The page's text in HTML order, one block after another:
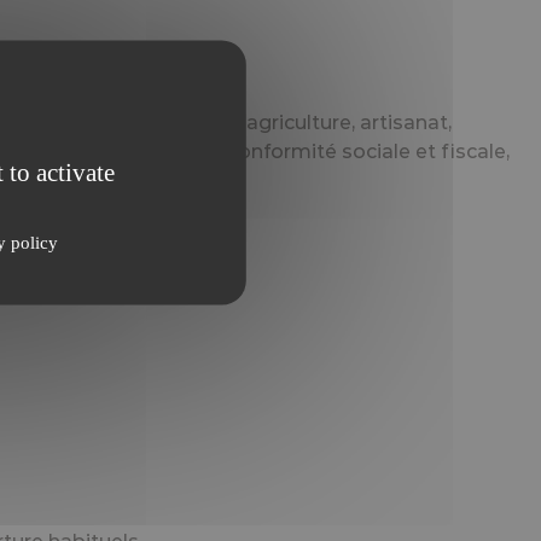
coexistent industrie, agriculture, artisanat,
de financement et de conformité sociale et fiscale,
to activate
policy